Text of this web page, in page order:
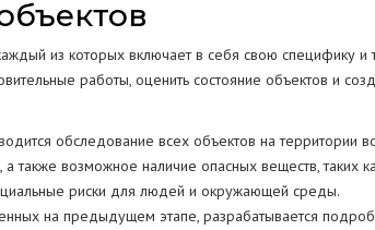
из которых включает в себя свою специфику и
работы, оценить состояние объектов и
обследование всех объектов на территории
также возможное наличие опасных веществ, таких
риски для людей и окружающей среды.
на предыдущем этапе, разрабатывается